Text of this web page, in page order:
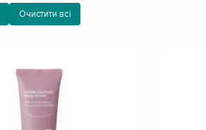
Очистити всі